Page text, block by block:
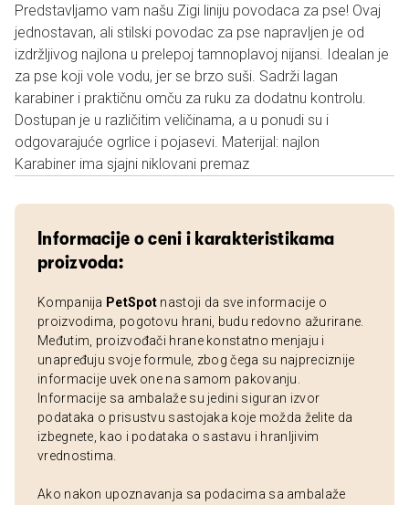
Predstavljamo vam našu Zigi liniju povodaca za pse! Ovaj
jednostavan, ali stilski povodac za pse napravljen je od
izdržljivog najlona u prelepoj tamnoplavoj nijansi. Idealan je
za pse koji vole vodu, jer se brzo suši. Sadrži lagan
karabiner i praktičnu omču za ruku za dodatnu kontrolu.
Dostupan je u različitim veličinama, a u ponudi su i
odgovarajuće ogrlice i pojasevi. Materijal: najlon
Karabiner ima sjajni niklovani premaz
Informacije o ceni i karakteristikama
proizvoda:
Kompanija PetSpot nastoji da sve informacije o
proizvodima, pogotovu hrani, budu redovno ažurirane.
Međutim, proizvođači hrane konstatno menjaju i
unapređuju svoje formule, zbog čega su najpreciznije
informacije uvek one na samom pakovanju.
Informacije sa ambalaže su jedini siguran izvor
podataka o prisustvu sastojaka koje možda želite da
izbegnete, kao i podataka o sastavu i hranljivim
vrednostima.
Ako nakon upoznavanja sa podacima sa ambalaže